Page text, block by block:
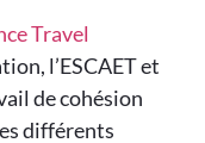
Travel
l’ESCAET et
de cohésion
différents